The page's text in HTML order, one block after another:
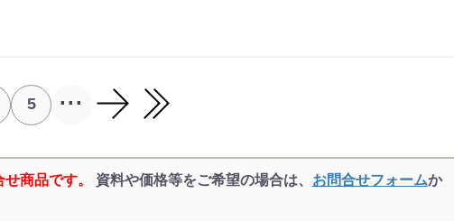
5 ...
商品です。 資料や価格等をご希望の場合は、 お問合せフォームか